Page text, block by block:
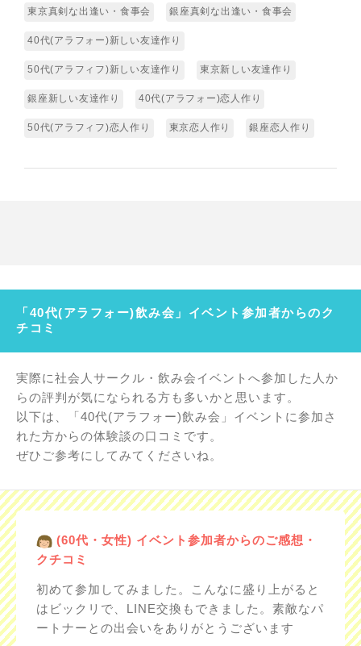
東京真剣な出逢い・食事会 銀座真剣な出逢い・食事会
40代(アラフォー)新しい友達作り
50代(アラフィフ)新しい友達作り 東京新しい友達作り
銀座新しい友達作り 40代(アラフォー)恋人作り
50代(アラフィフ)恋人作り 東京恋人作り 銀座恋人作り
「40代(アラフォー)飲み会」イベント参加者からのク
チコミ
実際に社会人サークル・飲み会イベントへ参加した人か
らの評判が気になられる方も多いかと思います。
以下は、「40代(アラフォー)飲み会」イベントに参加さ
れた方からの体験談の口コミです。
ぜひご参考にしてみてくださいね。
(60代・女性) イベント参加者からのご感想・
クチコミ
初めて参加してみました。こんなに盛り上がると
はビックリで、LINE交換もできました。素敵なパ
ートナーとの出会いをありがとうございます